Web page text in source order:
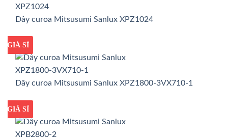
Dây curoa Mitsusumi Sanlux XPZ1024
GIÁ TỐT
GIÁ SỈ
Dây curoa Mitsusumi Sanlux XPZ1800-3VX710-1
GIÁ TỐT
GIÁ SỈ